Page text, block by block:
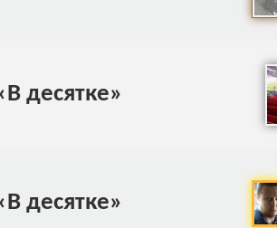
десятке»
десятке»